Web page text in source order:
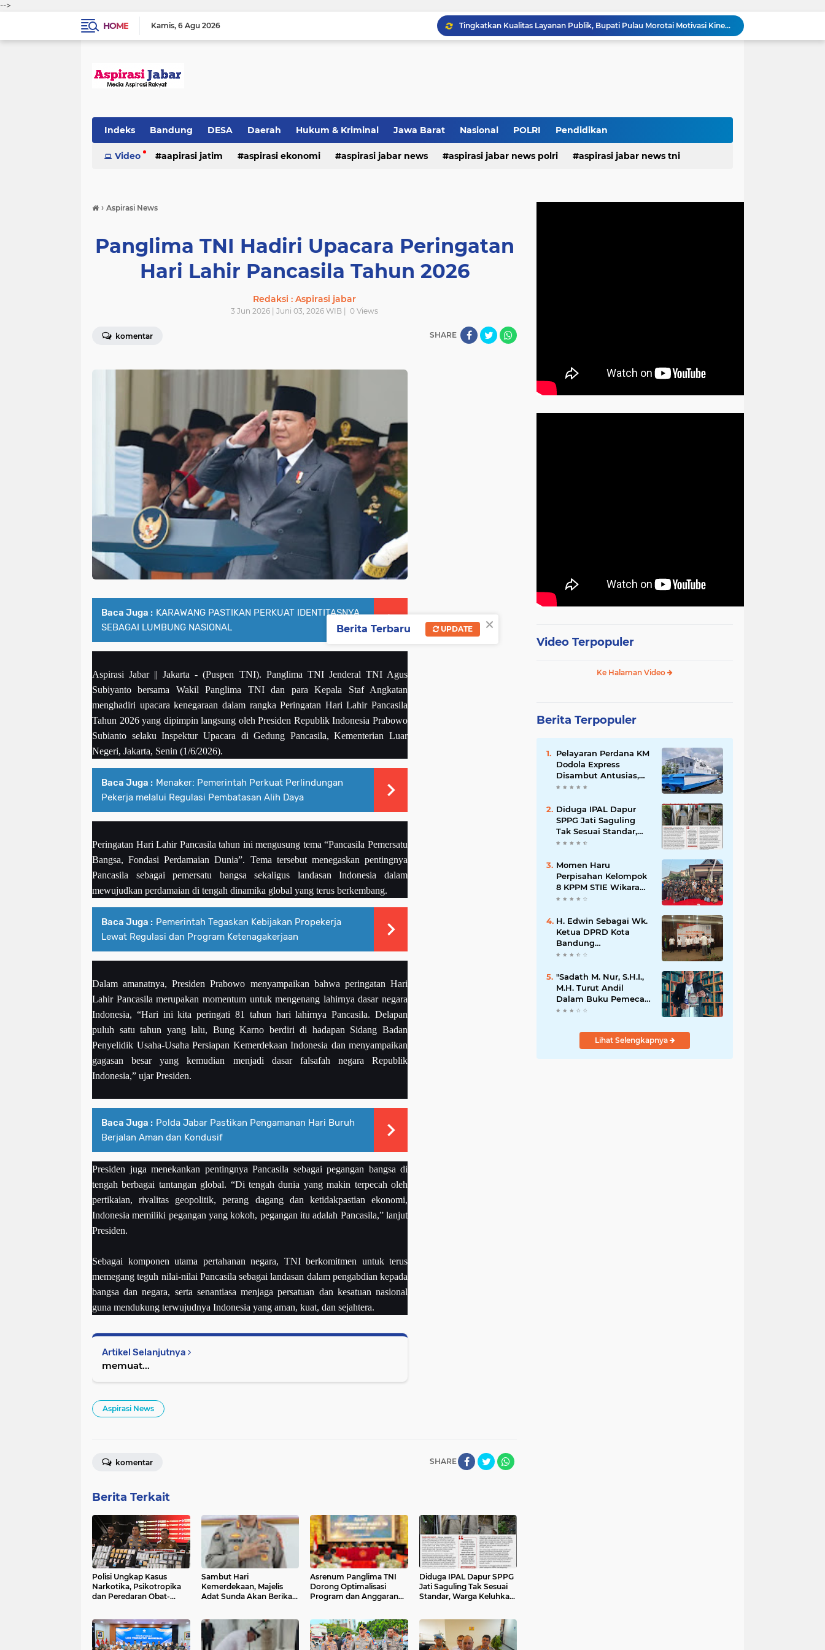
-->
HOME
Kamis 6 Agu 2026
Tingkatkan Kualitas Layanan Publik, Bupati Pulau Morotai Motivasi Kinerja Pegawai PDAM
Gelar Bakti Sosial, Mahasiswa KKN dan dr. Evi Yusrari Beri Pengobatan Gratis Bagi Warga Bojong Timur
Medan Terjal Tak Surutkan Semangat Anggota Satgas TMMD Ke-129, Gotong Royong Wujudkan Pembangunan di Kampung Sesor
Indeks Bandung DESA Daerah Hukum & Kriminal Jawa Barat Nasional POLRI Pendidikan
Video aapirasi jatim aspirasi ekonomi aspirasi jabar news aspirasi jabar news polri aspirasi jabar news tni
hukum & kriminal
› Aspirasi News
Panglima TNI Hadiri Upacara Peringatan
Hari Lahir Pancasila Tahun 2026
Redaksi : Aspirasi jabar
3 Jun 2026 | Juni 03, 2026 WIB | 0 Views
komentar SHARE
Baca Juga : KARAWANG PASTIKAN PERKUAT IDENTITASNYA
SEBAGAI LUMBUNG NASIONAL
Aspirasi Jabar || Jakarta - (Puspen TNI). Panglima TNI Jenderal TNI Agus
Subiyanto bersama Wakil Panglima TNI dan para Kepala Staf Angkatan
menghadiri upacara kenegaraan dalam rangka Peringatan Hari Lahir Pancasila
Tahun 2026 yang dipimpin langsung oleh Presiden Republik Indonesia Prabowo
Subianto selaku Inspektur Upacara di Gedung Pancasila, Kementerian Luar
Negeri, Jakarta, Senin (1/6/2026).
Baca Juga : Menaker: Pemerintah Perkuat Perlindungan
Pekerja melalui Regulasi Pembatasan Alih Daya
Peringatan Hari Lahir Pancasila tahun ini mengusung tema “Pancasila Pemersatu
Bangsa, Fondasi Perdamaian Dunia”. Tema tersebut menegaskan pentingnya
Pancasila sebagai pemersatu bangsa sekaligus landasan Indonesia dalam
mewujudkan perdamaian di tengah dinamika global yang terus berkembang.
Baca Juga : Pemerintah Tegaskan Kebijakan Propekerja
Lewat Regulasi dan Program Ketenagakerjaan
Dalam amanatnya, Presiden Prabowo menyampaikan bahwa peringatan Hari
Lahir Pancasila merupakan momentum untuk mengenang lahirnya dasar negara
Indonesia, “Hari ini kita peringati 81 tahun hari lahirnya Pancasila. Delapan
puluh satu tahun yang lalu, Bung Karno berdiri di hadapan Sidang Badan
Penyelidik Usaha-Usaha Persiapan Kemerdekaan Indonesia dan menyampaikan
gagasan besar yang kemudian menjadi dasar falsafah negara Republik
Indonesia,” ujar Presiden.
Baca Juga : Polda Jabar Pastikan Pengamanan Hari Buruh
Berjalan Aman dan Kondusif
Presiden juga menekankan pentingnya Pancasila sebagai pegangan bangsa di
tengah berbagai tantangan global. “Di tengah dunia yang makin terpecah oleh
pertikaian, rivalitas geopolitik, perang dagang dan ketidakpastian ekonomi,
Indonesia memiliki pegangan yang kokoh, pegangan itu adalah Pancasila,” lanjut
Presiden.
Sebagai komponen utama pertahanan negara, TNI berkomitmen untuk terus
memegang teguh nilai-nilai Pancasila sebagai landasan dalam pengabdian kepada
bangsa dan negara, serta senantiasa menjaga persatuan dan kesatuan nasional
guna mendukung terwujudnya Indonesia yang aman, kuat, dan sejahtera.
Artikel Selanjutnya
memuat...
Aspirasi News
SHARE
komentar
Berita Terkait
Polisi Ungkap Kasus
Narkotika, Psikotropika
dan Peredaran Obat-
Sambut Hari
Kemerdekaan, Majelis
Adat Sunda Akan Berikan
Kabid Humas Polda Jabar
Asrenum Panglima TNI
Dorong Optimalisasi
Program dan Anggaran
Diduga IPAL Dapur SPPG
Jati Saguling Tak Sesuai
Standar, Warga Keluhkan
Video Terpopuler
Ke Halaman Video
Berita Terpopuler
Pelayaran Perdana KM
Dodola Express
Disambut Antusias,
Baling-Baling Segera
Diduga IPAL Dapur
SPPG Jati Saguling
Tak Sesuai Standar,
Warga Keluhkan
Mengalir ke Sungai
Momen Haru
Perpisahan Kelompok
8 KPPM STIE Wikara
Bersama Kepala Desa
Kecamatan Bojong
H. Edwin Sebagai Wk.
Ketua DPRD Kota
Bandung
Mengapresiasi Dan
Kepada
Kepemimpinan Merdi
Hajiji Sebagai ketua
DPD Lpm Kota
2021-2026
"Sadath M. Nur, S.H.I.,
M.H. Turut Andil
Dalam Buku Pemecah
Rekor MURI Puisi
Lihat Selengkapnya
×
Berita Terbaru UPDATE